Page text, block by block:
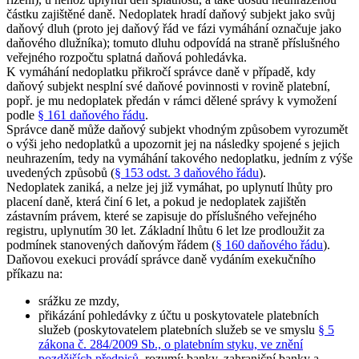
částku zajištěné daně. Nedoplatek hradí daňový subjekt jako svůj
daňový dluh (proto jej daňový řád ve fázi vymáhání označuje jako
daňového dlužníka); tomuto dluhu odpovídá na straně příslušného
veřejného rozpočtu splatná daňová pohledávka.
K vymáhání nedoplatku přikročí správce daně v případě, kdy
daňový subjekt nesplní své daňové povinnosti v rovině platební,
popř. je mu nedoplatek předán v rámci dělené správy k vymožení
podle § 161 daňového řádu.
Správce daně může daňový subjekt vhodným způsobem vyrozumět
o výši jeho nedoplatků a upozornit jej na následky spojené s jejich
neuhrazením, tedy na vymáhání takového nedoplatku, jedním z výše
uvedených způsobů (§ 153 odst. 3 daňového řádu).
Nedoplatek zaniká, a nelze jej již vymáhat, po uplynutí lhůty pro
placení daně, která činí 6 let, a pokud je nedoplatek zajištěn
zástavním právem, které se zapisuje do příslušného veřejného
registru, uplynutím 30 let. Základní lhůtu 6 let lze prodloužit za
podmínek stanovených daňovým řádem (§ 160 daňového řádu).
Daňovou exekuci provádí správce daně vydáním exekučního
příkazu na:
srážku ze mzdy,
přikázání pohledávky z účtu u poskytovatele platebních
služeb (poskytovatelem platebních služeb se ve smyslu § 5
zákona č. 284/2009 Sb., o platebním styku, ve znění